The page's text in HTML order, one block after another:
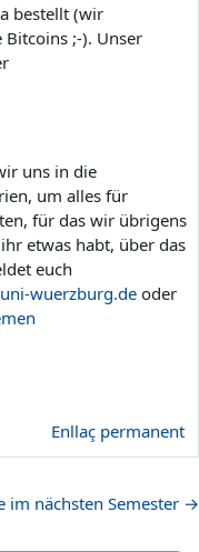
bestellt (wir
;-). Unser
uns in die
um alles für
für das wir übrigens
etwas habt, über das
euch
wuerzburg.de oder
Enllaç permanent
im nächsten Semester →